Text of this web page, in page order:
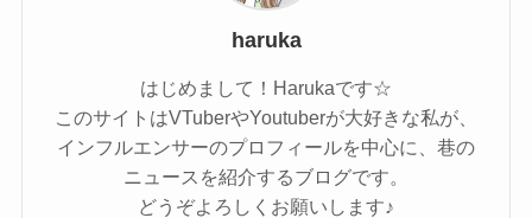
haruka
はじめまして！Harukaです☆
このサイトはVTuberやYoutuberが大好きな私が、
インフルエンサーのプロフィールを中心に、巷の
ニュースを紹介するブログです。
どうぞよろしくお願いします♪